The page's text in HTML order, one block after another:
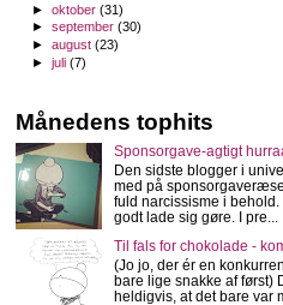
►oktober(31)
►september(30)
►august(23)
►juli(7)
Månedens tophits
Sponsorgave-agtigt
Den sidste blogger i
med på
fuld narcissisme i behold.
godt lade sig gøre. I pre...
Til fals for chokolade -
(Jo jo, der ér en
bare lige snakke af først)
heldigvis, at det bare var